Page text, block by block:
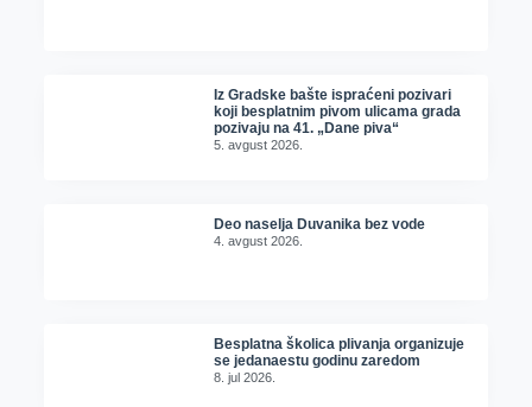
Iz Gradske bašte ispraćeni pozivari
koji besplatnim pivom ulicama grada
pozivaju na 41. „Dane piva“
5. avgust 2026.
Deo naselja Duvanika bez vode
4. avgust 2026.
Besplatna školica plivanja organizuje
se jedanaestu godinu zaredom
8. jul 2026.